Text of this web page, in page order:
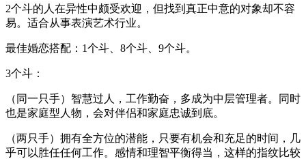
2个斗的人在异性中颇受欢迎，但找到真正中意的对象却不容
易。适合从事表演艺术行业。
最佳婚恋搭配：1个斗、8个斗、9个斗。
3个斗：
（同一只手）智慧过人，工作勤奋，多成为中层管理者。同时
也是家庭型人物，会对伴侣和家庭忠诚到底。
（两只手）拥有全方位的潜能，只要有机会和充足的时间，几
乎可以胜任任何工作。感情和理智平衡得当，这样的指纹比较